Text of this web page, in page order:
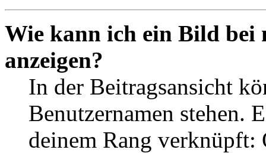
Wie kann ich ein Bild bei
anzeigen?
In der Beitragsansicht
Benutzernamen stehen.
deinem Rang verknüpft: